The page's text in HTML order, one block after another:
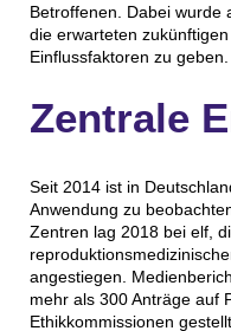
Betroffenen. Dabei wurde
die erwarteten
Einflussfaktoren zu geben.
Zentrale
Seit 2014 ist in
Anwendung zu
Zentren lag 2018 bei elf,
angestiegen.
mehr als 300 Anträge auf
Ethikkommissionen